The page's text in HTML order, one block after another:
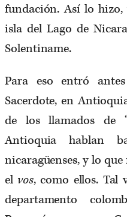
fundación. Así lo
isla del Lago de
Solentiname.
Para eso entró
Sacerdote, en
de los llamados de
Antioquia hablan
nicaragüenses, y lo
el vos, como ellos. Tal
departamento